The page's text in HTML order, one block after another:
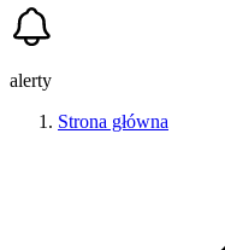
alerty
Strona główna